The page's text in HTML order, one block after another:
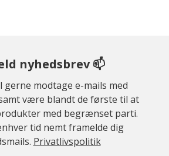
nyhedsbrev 📫
gerne modtage e-mails med
være blandt de første til at
med begrænset parti.
tid nemt framelde dig
Privatlivspolitik